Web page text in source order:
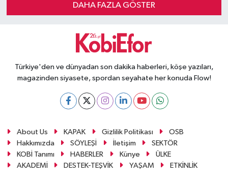
DAHA FAZLA GÖSTER
Türkiye'den ve dünyadan son dakika haberleri, köşe yazıları,
magazinden siyasete, spordan seyahate her konuda Flow!
About Us KAPAK Gizlilik Politikası
OSB
Hakkımızda
SÖYLEŞİ İletişim
SEKTÖR
KOBİ Tanımı
HABERLER Künye
ÜLKE
AKADEMİ
DESTEK-TEŞVİK YAŞAM ETKİNLİK